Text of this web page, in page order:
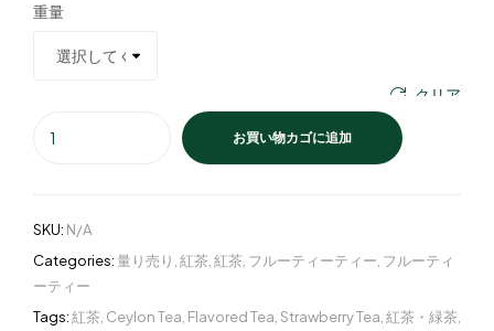
重量
クリア
お買い物カゴに追加
SKU: N/A
Categories:量り売り ,紅茶,紅茶, フルーティーティー, フルーティ
ーティー
Tags:紅茶, Ceylon Tea, Flavored Tea,Strawberry Tea,紅茶・緑茶,